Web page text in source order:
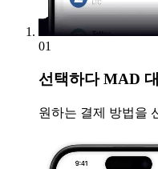
01
선택하다MAD
원하는 결제 방법을